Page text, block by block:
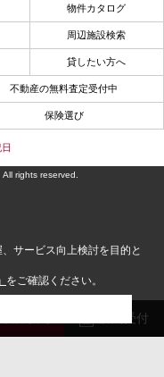
解約受付
物件カタログ
周辺施設検索
貸したい方へ
不動産の無料査定受付中
保険選び
rights reserved.
サービス向上検討を目的と
をご確認ください。